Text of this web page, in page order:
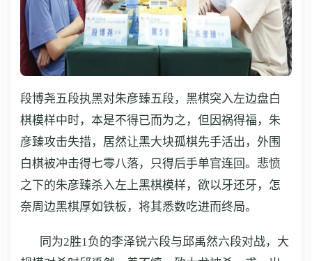
段博尧五段执黑对朱彦臻五段，黑棋突入左边盘白
棋模样中时，本是不得已而为之，但因祸得福，朱
彦臻攻击失措，居然让黑大块孤棋先手活出，外围
白棋被冲击得七零八落，只得后手单官连回。悲愤
之下的朱彦臻杀入左上黑棋模样，欲以牙还牙，怎
奈周边黑棋厚如铁板，将其悉数吃进而终局。
同为2胜1负的李泽锐六段与邱禹然六段对战，大